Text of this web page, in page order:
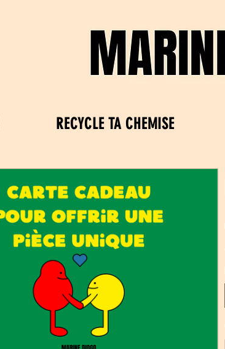
RECYCLE TA CHEMISE